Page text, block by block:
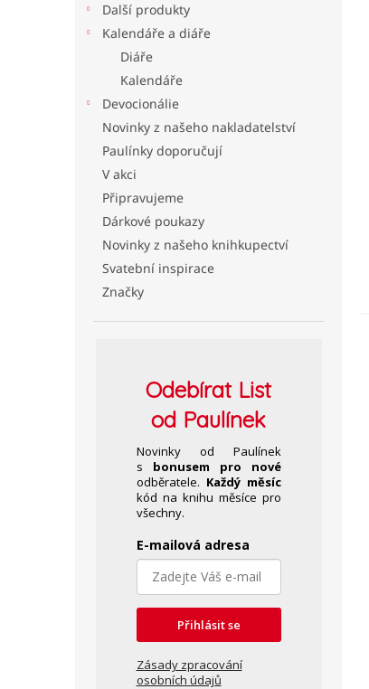
Další produkty
Kalendáře a diáře
Diáře
Kalendáře
Devocionálie
Novinky z našeho nakladatelství
Paulínky doporučují
V akci
Připravujeme
Dárkové poukazy
Novinky z našeho knihkupectví
Svatební inspirace
Značky
OdebíratList
od Paulínek
Novinky od Paulínek
s bonusem pro nové
odběratele. Každý měsíc
kód na knihu měsíce pro
všechny.
E-mailová adresa
Přihlásit se
Zásady zpracování
osobních údajů